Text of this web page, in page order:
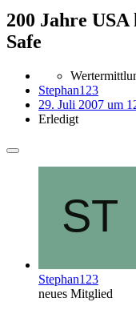
200 Jahre
Safe
Stephan123
29. Juli 2007 um
Erledigt
Stephan123
neues Mitglied